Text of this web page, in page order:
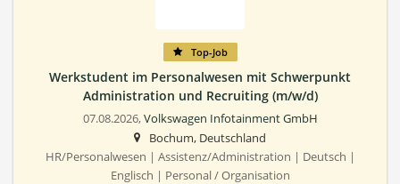
Top-Job
Werkstudent im Personalwesen mit Schwerpunkt
Administration und Recruiting (m/w/d)
07.08.2026,Volkswagen Infotainment GmbH
Bochum, Deutschland
HR/Personalwesen | Assistenz/Administration | Deutsch |
Englisch | Personal / Organisation